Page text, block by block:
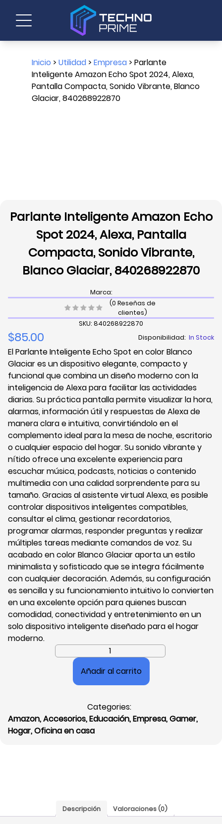
Inicio > Utilidad> Empresa> Parlante
Inteligente Amazon Echo Spot 2024, Alexa,
Pantalla Compacta, Sonido Vibrante, Blanco
Glaciar, 840268922870
Parlante Inteligente Amazon Echo
Spot 2024, Alexa, Pantalla
Compacta, Sonido Vibrante,
Blanco Glaciar, 840268922870
Marca:
(0 Reseñas de
clientes)
SKU: 840268922870
$85.00 Disponibilidad: In Stock
El Parlante Inteligente Echo Spot en color Blanco
Glaciar es un dispositivo elegante, compacto y
funcional que combina un diseño moderno con la
inteligencia de Alexa para facilitar las actividades
diarias. Su práctica pantalla permite visualizar la hora,
alarmas, información útil y respuestas de Alexa de
manera clara e intuitiva, convirtiéndolo en el
complemento ideal para la mesa de noche, escritorio
o cualquier espacio del hogar. Su sonido vibrante y
nítido ofrece una excelente experiencia para
escuchar música, podcasts, noticias o contenido
multimedia con una calidad sorprendente para su
tamaño. Gracias al asistente virtual Alexa, es posible
controlar dispositivos inteligentes compatibles,
consultar el clima, gestionar recordatorios,
programar alarmas, responder preguntas y realizar
múltiples tareas mediante comandos de voz. Su
acabado en color Blanco Glaciar aporta un estilo
minimalista y sofisticado que se integra fácilmente
con cualquier decoración. Además, su configuración
es sencilla y su funcionamiento intuitivo lo convierten
en una excelente opción para quienes buscan
comodidad, conectividad y entretenimiento en un
solo dispositivo inteligente diseñado para el hogar
moderno.
Parlante
Inteligente
Amazon
Echo
Alexa,
Pantalla
840268922870
cantidad
Añadir al carrito
Categories:
Amazon,Accesorios,Educación,Empresa,Gamer,
Hogar,Oficina en casa
Descripción Valoraciones (0)